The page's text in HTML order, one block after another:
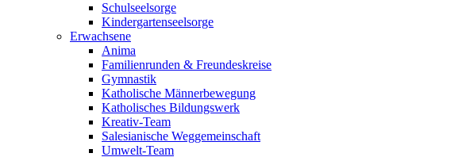
Schulseelsorge
Kindergartenseelsorge
Erwachsene
Anima
Familienrunden & Freundeskreise
Gymnastik
Katholische Männerbewegung
Katholisches Bildungswerk
Kreativ-Team
Salesianische Weggemeinschaft
Umwelt-Team